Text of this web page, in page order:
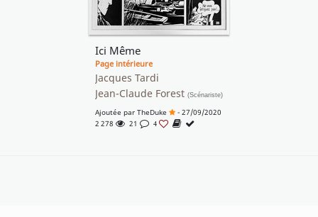
Ici Même
Page intérieure
Jacques Tardi
Jean-Claude Forest (Scénariste)
Ajoutée par TheDuke
- 27/09/2020
2 278
21 4